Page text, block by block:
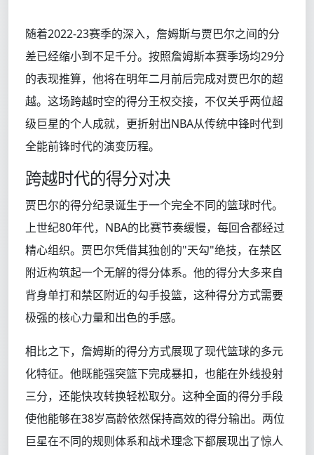
随着2022-23赛季的深入，詹姆斯与贾巴尔之间的分
差已经缩小到不足千分。按照詹姆斯本赛季场均29分
的表现推算，他将在明年二月前后完成对贾巴尔的超
越。这场跨越时空的得分王权交接，不仅关乎两位超
级巨星的个人成就，更折射出NBA从传统中锋时代到
全能前锋时代的演变历程。
跨越时代的得分对决
贾巴尔的得分纪录诞生于一个完全不同的篮球时代。
上世纪80年代，NBA的比赛节奏缓慢，每回合都经过
精心组织。贾巴尔凭借其独创的"天勾"绝技，在禁区
附近构筑起一个无解的得分体系。他的得分大多来自
背身单打和禁区附近的勾手投篮，这种得分方式需要
极强的核心力量和出色的手感。
相比之下，詹姆斯的得分方式展现了现代篮球的多元
化特征。他既能强突篮下完成暴扣，也能在外线投射
三分，还能快攻转换轻松取分。这种全面的得分手段
使他能够在38岁高龄依然保持高效的得分输出。两位
巨星在不同的规则体系和战术理念下都展现出了惊人